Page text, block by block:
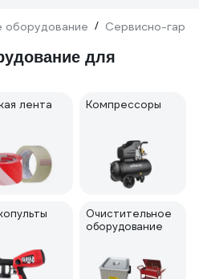
оборудование / Сервисно-
для
лента Компрессоры
Очистительное
оборудование